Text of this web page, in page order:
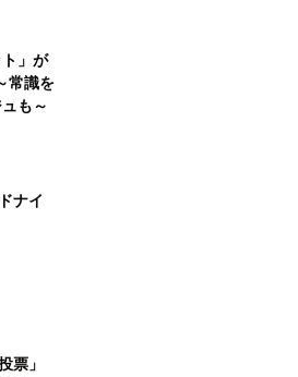
」が
常識を
も～
ナイ
票」